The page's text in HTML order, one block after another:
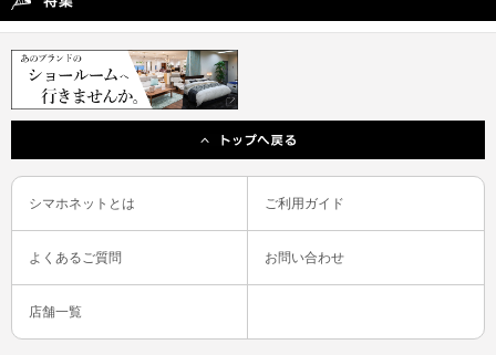
シマホネットとは ご利用ガイド
よくあるご質問 お問い合わせ
店舗一覧